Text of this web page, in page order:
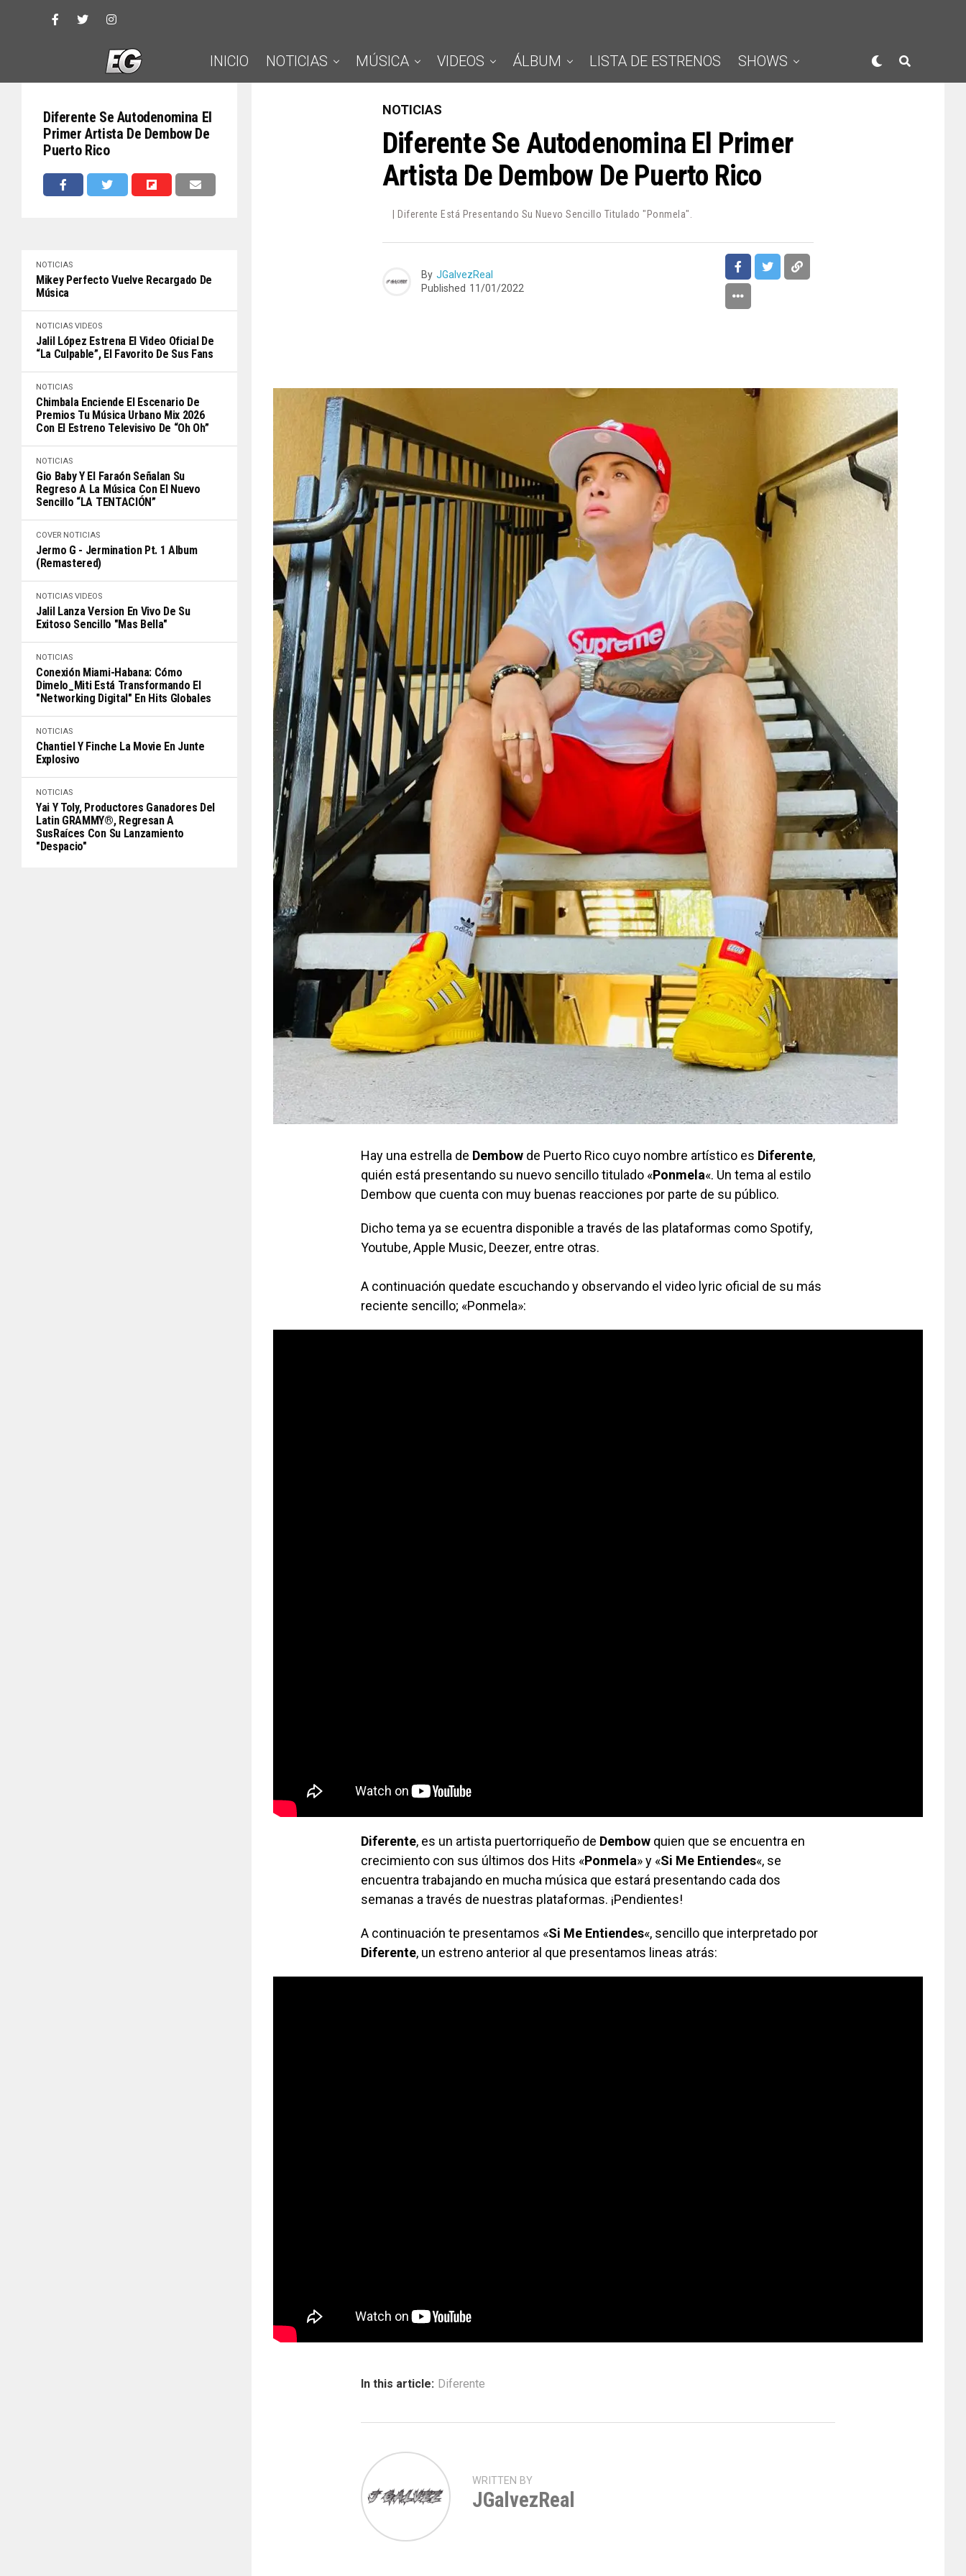
INICIO NOTICIAS MÚSICA VIDEOS ÁLBUM LISTA DE ESTRENOS SHOWS
Diferente Se Autodenomina El
Primer Artista De Dembow De
Puerto Rico
NOTICIAS
Mikey Perfecto Vuelve Recargado De
Música
NOTICIAS VIDEOS
Jalil López Estrena El Video Oficial De
“La Culpable”, El Favorito De Sus Fans
NOTICIAS
Chimbala Enciende El Escenario De
Premios Tu Música Urbano Mix 2026
Con El Estreno Televisivo De “Oh Oh”
NOTICIAS
Gio Baby Y El Faraón Señalan Su
Regreso A La Música Con El Nuevo
Sencillo “LA TENTACIÓN”
COVER NOTICIAS
Jermo G - Jermination Pt. 1 Album
(Remastered)
NOTICIAS VIDEOS
Jalil Lanza Version En Vivo De Su
Exitoso Sencillo "Mas Bella"
NOTICIAS
Conexión Miami-Habana: Cómo
Dimelo_Miti Está Transformando El
"Networking Digital" En Hits Globales
NOTICIAS
Chantiel Y Finche La Movie En Junte
Explosivo
NOTICIAS
Yai Y Toly, Productores Ganadores Del
Latin GRAMMY®, Regresan A
SusRaíces Con Su Lanzamiento
"Despacio"
NOTICIAS
Diferente Se Autodenomina El Primer
Artista De Dembow De Puerto Rico
| Diferente Está Presentando Su Nuevo Sencillo Titulado "Ponmela".
By JGalvezReal
Published 11/01/2022
Hay una estrella de Dembow de Puerto Rico cuyo nombre artístico es Diferente,
quién está presentando su nuevo sencillo titulado «Ponmela«. Un tema al estilo
Dembow que cuenta con muy buenas reacciones por parte de su público.
Dicho tema ya se ecuentra disponible a través de las plataformas como Spotify,
Youtube, Apple Music, Deezer, entre otras.
A continuación quedate escuchando y observando el video lyric oficial de su más
reciente sencillo; «Ponmela»:
Diferente, es un artista puertorriqueño de Dembow quien que se encuentra en
crecimiento con sus últimos dos Hits «Ponmela» y «Si Me Entiendes«, se
encuentra trabajando en mucha música que estará presentando cada dos
semanas a través de nuestras plataformas. ¡Pendientes!
A continuación te presentamos «Si Me Entiendes«, sencillo que interpretado por
Diferente, un estreno anterior al que presentamos lineas atrás:
In this article: Diferente
WRITTEN BY
JGalvezReal